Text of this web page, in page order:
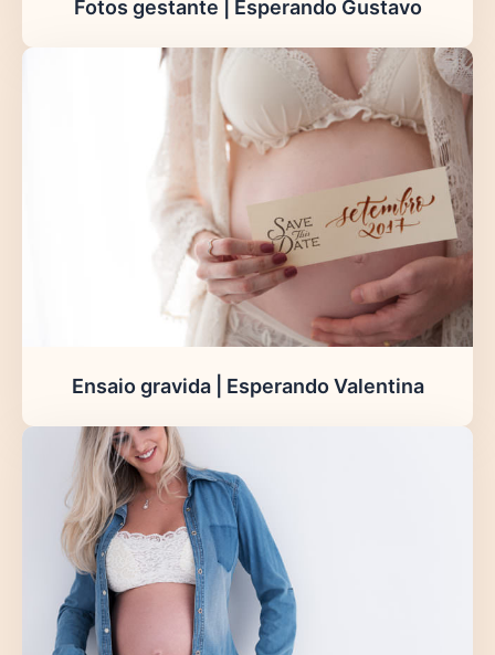
Fotos gestante | Esperando Gustavo
Ensaio gravida | Esperando Valentina